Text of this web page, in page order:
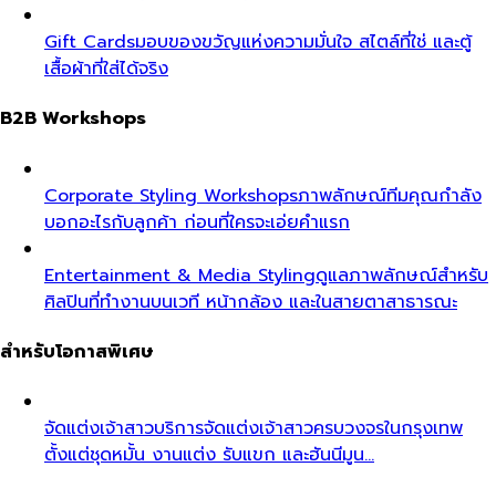
Gift Cardsมอบของขวัญแห่งความมั่นใจ สไตล์ที่ใช่ และตู้
เสื้อผ้าที่ใส่ได้จริง
B2B Workshops
Corporate Styling Workshopsภาพลักษณ์ทีมคุณกำลัง
บอกอะไรกับลูกค้า ก่อนที่ใครจะเอ่ยคำแรก
Entertainment & Media Stylingดูแลภาพลักษณ์สำหรับ
ศิลปินที่ทำงานบนเวที หน้ากล้อง และในสายตาสาธารณะ
สำหรับโอกาสพิเศษ
จัดแต่งเจ้าสาวบริการจัดแต่งเจ้าสาวครบวงจรในกรุงเทพ
ตั้งแต่ชุดหมั้น งานแต่ง รับแขก และฮันนีมูน…